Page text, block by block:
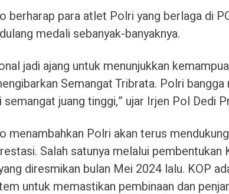
berharap para atlet Polri yang berlaga di
medali sebanyak-banyaknya.
jadi ajang untuk menunjukkan
Semangat Tribrata. Polri bangga
juang tinggi,” ujar Irjen Pol Dedi
menambahkan Polri akan terus
Salah satunya melalui pembentukan
diresmikan bulan Mei 2024 lalu. KOP
untuk memastikan pembinaan dan